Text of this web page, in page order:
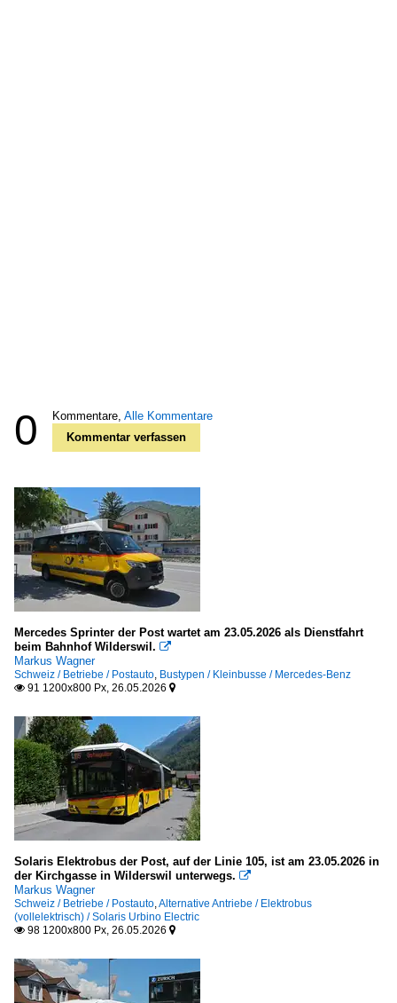
0 Kommentare, Alle Kommentare
Kommentar verfassen
Mercedes Sprinter der Post wartet am 23.05.2026 als Dienstfahrt
beim Bahnhof Wilderswil. 
Markus Wagner
Schweiz / Betriebe / Postauto, Bustypen / Kleinbusse / Mercedes-Benz
 91 1200x800 Px, 26.05.2026 
Solaris Elektrobus der Post, auf der Linie 105, ist am 23.05.2026 in
der Kirchgasse in Wilderswil unterwegs. 
Markus Wagner
Schweiz / Betriebe / Postauto,Alternative Antriebe / Elektrobus
(vollelektrisch) / Solaris Urbino Electric
 98 1200x800 Px, 26.05.2026 